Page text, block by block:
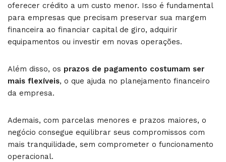
oferecer crédito a um custo menor. Isso é fundamental
para empresas que precisam preservar sua margem
financeira ao financiar capital de giro, adquirir
equipamentos ou investir em novas operações.
Além disso, os prazos de pagamento costumam ser
mais flexíveis, o que ajuda no planejamento financeiro
da empresa.
Ademais, com parcelas menores e prazos maiores, o
negócio consegue equilibrar seus compromissos com
mais tranquilidade, sem comprometer o funcionamento
operacional.